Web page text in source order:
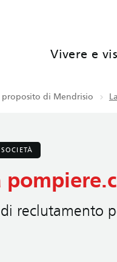
Vivere e
proposito di Mendrisio
SOCIETÀ
reclutamento